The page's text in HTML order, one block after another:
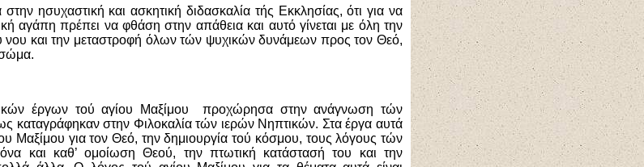
ησυχαστική και ασκητική διδασκαλία τής Εκκλησίας, ότι για να
αγάπη πρέπει να φθάση στην απάθεια και αυτό γίνεται με όλη την
και την μεταστροφή όλων τών ψυχικών δυνάμεων προς τον Θεό,
έργων τού αγίου Μαξίμου προχώρησα στην ανάγνωση τών
καταγράφηκαν στην Φιλοκαλία τών ιερών Νηπτικών. Στα έργα αυτά
Μαξίμου για τον Θεό, την δημιουργία τού κόσμου, τους λόγους τών
και καθ’ ομοίωση Θεού, την πτωτική κατάστασή του και την